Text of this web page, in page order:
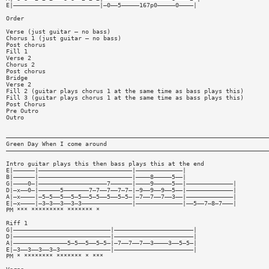
E|————————————————————————|—0——5—————167p0—————0————|
Order
Verse (just guitar — no bass)
Chorus 1 (just guitar — no bass)
Post chorus
Fill 1
Verse 2
Chorus 2
Post chorus
Bridge
Verse 2
Fill 2 (guitar plays chorus 1 at the same time as bass plays this)
Fill 3 (guitar plays chorus 1 at the same time as bass plays this)
Post Chorus
Pre Outro
Outro
Green Day When I come around
Intro guitar plays this then bass plays this at the end
E|——————|——————————————————————————|—————————————|
B|——————|——————————————————————————|————8—————5——|
G|————0—|———————————————————7——————|————9—————5——|—————————————|
D|—x——0—|——————5———————7—7——7——7—7—|—9——9——9——5——|—————————————|
A|—x————|—5—5——5——5—5——5—5——5——5—5—|—7——7——7——3——|—————————————|
E|—x————|—3—3——3——3—3——————————————|—————————————|——5——7—8—7———|
PM *** ********* ******* *
Riff 1
G|———————————————————————————|——————————————————————|
D|———————————————————————————|——————————————————————|
A|———————————————5—5——5——5—5—|—7——7——7——3————3——5—5—|
E|—3——3——3——3—3——————————————|——————————————————————|
PM * ******** ******* * ***